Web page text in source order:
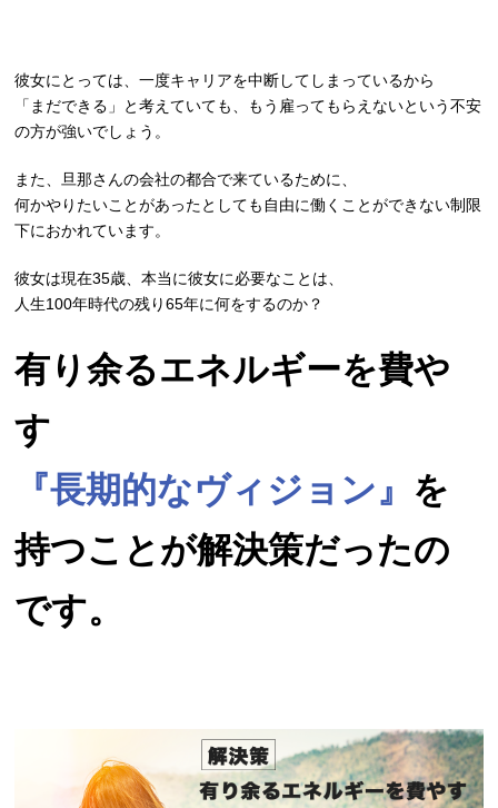
彼女にとっては、一度キャリアを中断してしまっているから
「まだできる」と考えていても、もう雇ってもらえないという不安
の方が強いでしょう。
また、旦那さんの会社の都合で来ているために、
何かやりたいことがあったとしても自由に働くことができない制限
下におかれています。
彼女は現在35歳、本当に彼女に必要なことは、
人生100年時代の残り65年に何をするのか？
有り余るエネルギーを費や
す
『長期的なヴィジョン』 を
持つことが解決策だったの
です。